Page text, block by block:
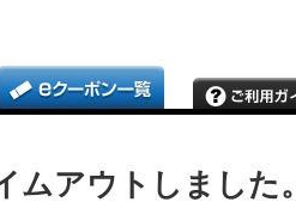
アウトしました。